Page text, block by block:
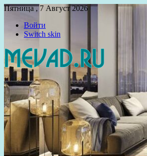
Пятница , 7 Август 2026
Войти
Switch skin